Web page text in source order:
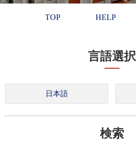
TOP HELP
言語選択
検索